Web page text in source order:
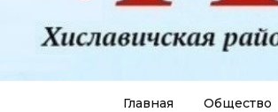
Главная Общество